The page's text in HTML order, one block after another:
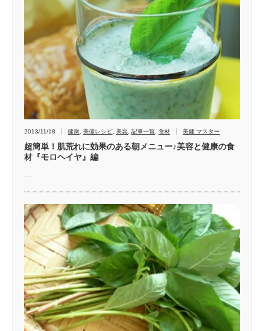
2013/11/18 健康 美健レシピ 美容 記事一覧 食材 美健 マスター
超簡単！肌荒れに効果のある朝メニュー♪美容と健康の食
材『モロヘイヤ』編